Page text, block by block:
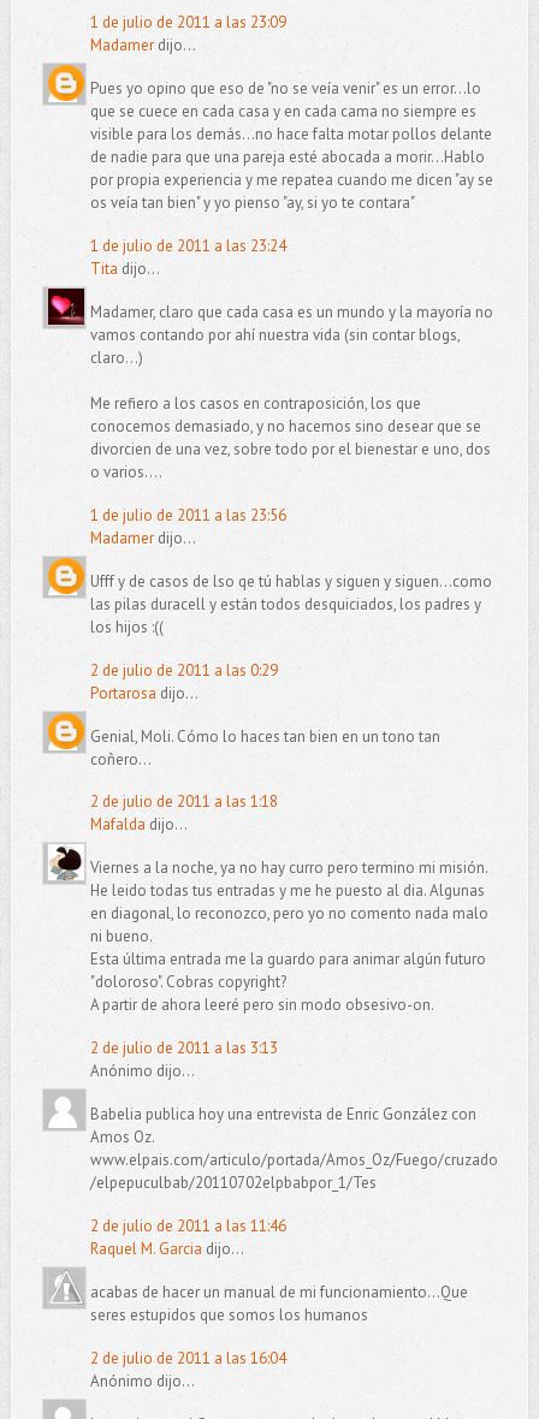
1 de julio de 2011 a las 23:09
Madamerdijo...
Pues yo opino que eso de "no se veía venir" es un error...lo
que se cuece en cada casa y en cada cama no siempre es
visible para los demás...no hace falta motar pollos delante
de nadie para que una pareja esté abocada a morir...Hablo
por propia experiencia y me repatea cuando me dicen "ay se
os veía tan bien" y yo pienso "ay, si yo te contara"
1 de julio de 2011 a las 23:24
Tita dijo...
Madamer, claro que cada casa es un mundo y la mayoría no
vamos contando por ahí nuestra vida (sin contar blogs,
claro...)
Me refiero a los casos en contraposición, los que
conocemos demasiado, y no hacemos sino desear que se
divorcien de una vez, sobre todo por el bienestar e uno, dos
o varios....
1 de julio de 2011 a las 23:56
Madamerdijo...
Ufff y de casos de lso qe tú hablas y siguen y siguen...como
las pilas duracell y están todos desquiciados, los padres y
los hijos :((
2 de julio de 2011 a las 0:29
Portarosa dijo...
Genial, Moli. Cómo lo haces tan bien en un tono tan
coñero...
2 de julio de 2011 a las 1:18
Mafalda dijo...
Viernes a la noche, ya no hay curro pero termino mi misión.
He leido todas tus entradas y me he puesto al dia. Algunas
en diagonal, lo reconozco, pero yo no comento nada malo
ni bueno.
Esta última entrada me la guardo para animar algún futuro
"doloroso". Cobras copyright?
A partir de ahora leeré pero sin modo obsesivo-on.
2 de julio de 2011 a las 3:13
Anónimo dijo...
Babelia publica hoy una entrevista de Enric González con
Amos Oz.
www.elpais.com/articulo/portada/Amos_Oz/Fuego/cruzado
/elpepuculbab/20110702elpbabpor_1/Tes
2 de julio de 2011 a las 11:46
Raquel M. Garcia dijo...
acabas de hacer un manual de mi funcionamiento...Que
seres estupidos que somos los humanos
2 de julio de 2011 a las 16:04
Anónimo dijo...